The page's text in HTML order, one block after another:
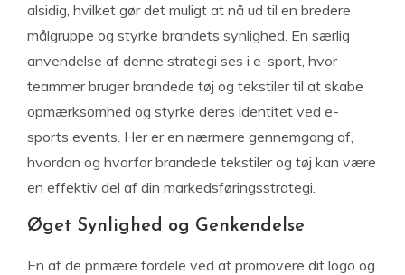
alsidig, hvilket gør det muligt at nå ud til en bredere
målgruppe og styrke brandets synlighed. En særlig
anvendelse af denne strategi ses i e-sport, hvor
teammer bruger brandede tøj og tekstiler til at skabe
opmærksomhed og styrke deres identitet ved e-
sports events. Her er en nærmere gennemgang af,
hvordan og hvorfor brandede tekstiler og tøj kan være
en effektiv del af din markedsføringsstrategi.
Øget Synlighed og Genkendelse
En af de primære fordele ved at promovere dit logo og